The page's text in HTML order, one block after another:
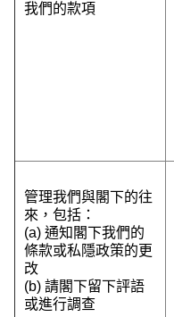
我們的款項
管理我們與閣下的往
來，包括：
(a) 通知閣下我們的
條款或私隱政策的更
改
(b) 請閣下留下評語
或進行調查